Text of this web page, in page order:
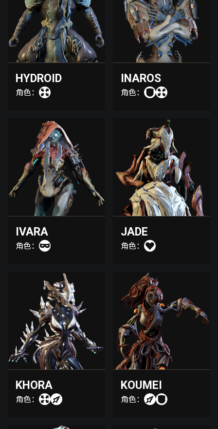
HYDROID
角色：
INAROS
角色：
IVARA
角色：
JADE
角色：
KHORA
角色：
KOUMEI
角色：